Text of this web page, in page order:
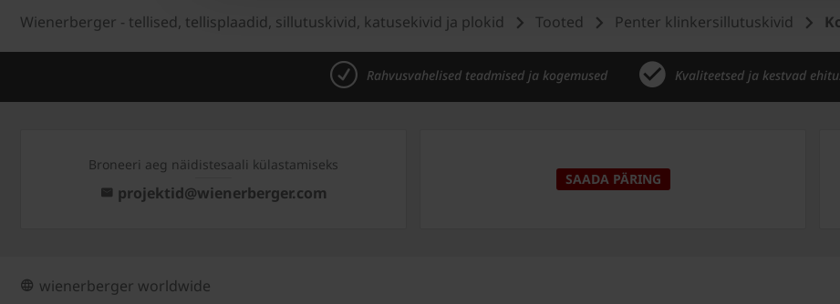
Wienerberger - tellised, tellisplaadid, sillutuskivid, katusekivid ja plokid Tooted Penter klinkersillutuskivid
Rahvusvahelised teadmised ja kogemused Kvaliteetsed ja kestvad
Broneeri aeg näidistesaali külastamiseks
projektid@wienerberger.com
SAADA PÄRING
wienerberger worldwide